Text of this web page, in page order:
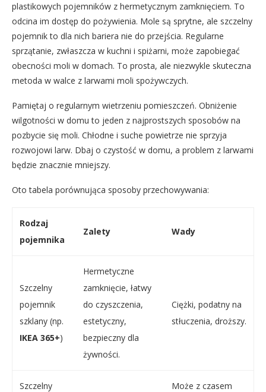
plastikowych pojemników z hermetycznym zamknięciem. To
odcina im dostęp do pożywienia. Mole są sprytne, ale szczelny
pojemnik to dla nich bariera nie do przejścia. Regularne
sprzątanie, zwłaszcza w kuchni i spiżarni, może zapobiegać
obecności moli w domach. To prosta, ale niezwykle skuteczna
metoda w walce z larwami moli spożywczych.
Pamiętaj o regularnym wietrzeniu pomieszczeń. Obniżenie
wilgotności w domu to jeden z najprostszych sposobów na
pozbycie się moli. Chłodne i suche powietrze nie sprzyja
rozwojowi larw. Dbaj o czystość w domu, a problem z larwami
będzie znacznie mniejszy.
Oto tabela porównująca sposoby przechowywania:
Rodzaj
pojemnika
Zalety Wady
Szczelny
pojemnik
szklany (np.
IKEA 365+)
Hermetyczne
zamknięcie, łatwy
do czyszczenia,
estetyczny,
bezpieczny dla
żywności.
Ciężki, podatny na
stłuczenia, droższy.
Szczelny Może z czasem